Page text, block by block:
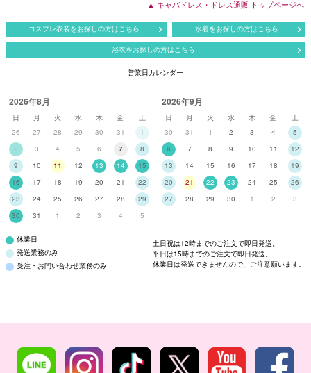
▲ キャバドレス・ドレス通販 トップページへ
コスプレ衣装をお探しの方はこちら 水着をお探しの方はこちら
浴衣をお探しの方はこちら
営業日カレンダー
2026年8月
日 月 火 水 木 金
土
26
27 28 29 30 31
1
2
3 4 5 6 7
8
9
10 11 12 13 14
15
16
17 18 19 20 21
22
23
24 25 26 27 28
29
30
31 1 2 3 4 5
2026年9月
日 月 火 水 木 金
土
30
31 1 2 3 4
5
6
7 8 9 10 11
12
13
14 15 16 17 18
19
20
21 22 23 24 25
26
27
28 29 30 1 2 3
休業日
発送業務のみ
受注・お問い合わせ業務のみ
土日祝は12時までのご注文で即日発送。
平日は15時までのご注文で即日発送。
休業日は発送できませんので、ご注意願います。